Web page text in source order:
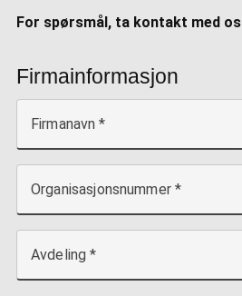
For spørsmål, ta kontakt med
Firmainformasjon
Firmanavn
Organisasjonsnummer
Avdeling